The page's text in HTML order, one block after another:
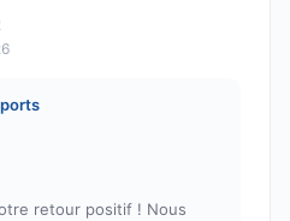
retour positif ! Nous